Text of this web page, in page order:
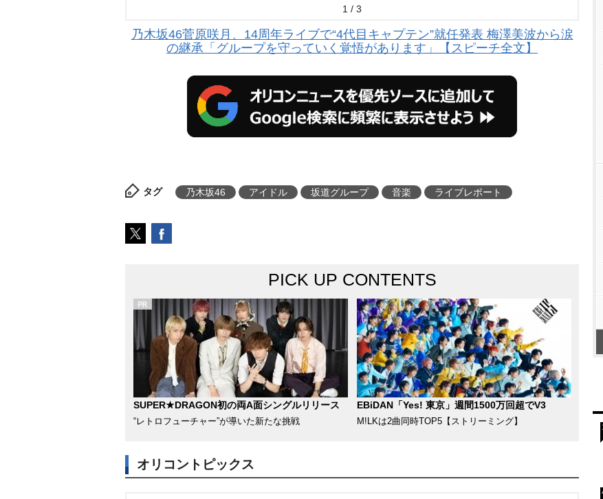
1 / 3
乃木坂46菅原咲月、14周年ライブで“4代目キャプテン”就任発表 梅澤美波から涙
の継承「グループを守っていく覚悟があります」【スピーチ全文】
タグ 乃木坂46 アイドル 坂道グループ 音楽 ライブレポート
PICK UP CONTENTS
SUPER★DRAGON初の両A面シングルリリース
“レトロフューチャー”が導いた新たな挑戦
EBiDAN「Yes! 東京」週間1500万回超でV3
M!LKは2曲同時TOP5【ストリーミング】
オリコントピックス